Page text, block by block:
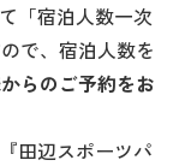
「宿泊人数一次
で、宿泊人数を
らのご予約をお
田辺スポーツパ